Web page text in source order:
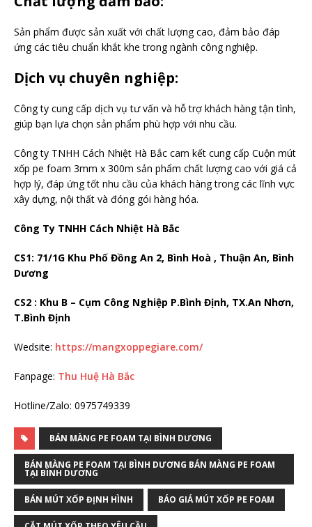
Sản phẩm được sản xuất với chất lượng cao, đảm bảo đáp
ứng các tiêu chuẩn khắt khe trong ngành công nghiệp.
Dịch vụ chuyên nghiệp:
Công ty cung cấp dịch vụ tư vấn và hỗ trợ khách hàng tận tình,
giúp bạn lựa chọn sản phẩm phù hợp với nhu cầu.
Công ty TNHH Cách Nhiệt Hà Bắc cam kết cung cấp Cuộn mút
xốp pe foam 3mm x 300m sản phẩm chất lượng cao với giá cả
hợp lý, đáp ứng tốt nhu cầu của khách hàng trong các lĩnh vực
xây dựng, nội thất và đóng gói hàng hóa.
Công Ty TNHH Cách Nhiệt Hà Bắc
CS1: 71/1G Khu Phố Đồng An 2, Bình Hoà , Thuận An, Bình
Dương
CS2 : Khu B – Cụm Công Nghiệp P.Bình Định, TX.An Nhơn,
T.Bình Định
Wedsite: https://mangxoppegiare.com/
Fanpage: Thu Huệ Hà Bắc
Hotline/Zalo: 0975749339
BÁN MÀNG PE FOAM TẠI BÌNH DƯƠNG
BÁN MÀNG PE FOAM TẠI BÌNH DƯƠNG BÁN MÀNG PE FOAM
TẠI BÌNH DƯƠNG
BÁN MÚT XỐP ĐỊNH HÌNH BÁO GIÁ MÚT XỐP PE FOAM